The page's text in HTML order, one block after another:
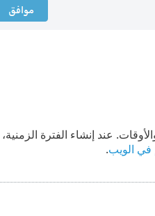
عند إنشاء الفترة
في الويب.